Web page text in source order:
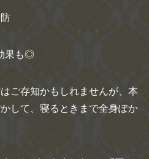
果も◎
ご存知かもしれませんが、本
して、寝るときまで全身ぽか